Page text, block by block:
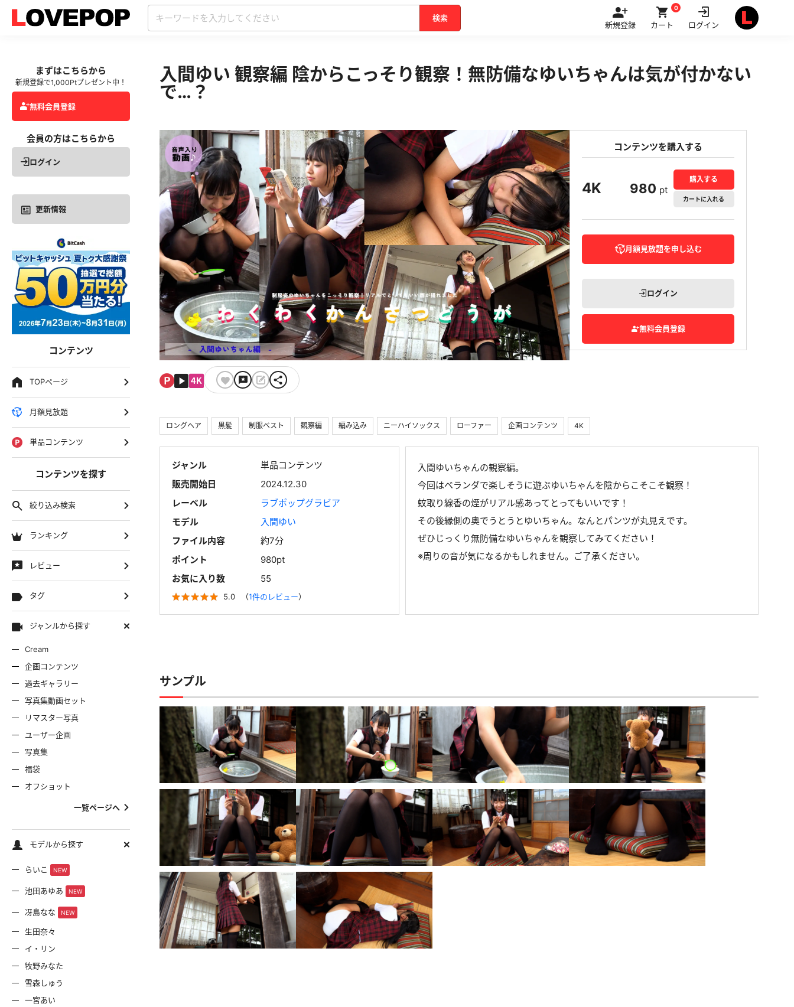
検索
新規登録 カート
0
ログイン
まずはこちらから
新規登録で1,000Ptプレゼント中！
無料会員登録
会員の方はこちらから
ログイン
更新情報
コンテンツ
TOPページ
月額見放題
単品コンテンツ
コンテンツを探す
絞り込み検索
ランキング
レビュー
タグ
ジャンルから探す
Cream
企画コンテンツ
過去ギャラリー
写真集動画セット
リマスター写真
ユーザー企画
写真集
福袋
オフショット
一覧ページへ
モデルから探す
らいこ NEW
池田あゆあ NEW
冴島なな NEW
生田奈々
イ・リン
牧野みなた
雪森しゅう
一宮あい
入間ゆい 観察編 陰からこっそり観察！無防備なゆいちゃんは気が付かない
で…？
コンテンツを購入する
4K 980 pt
購入する
カートに入れる
月額見放題を申し込む
ログイン
無料会員登録
ロングヘア 黒髪 制服ベスト 観察編 編み込み ニーハイソックス ローファー 企画コンテンツ 4K
ジャンル
単品コンテンツ
販売開始日
2024.12.30
レーベル
ラブポップグラビア
モデル
入間ゆい
ファイル内容
約7分
ポイント
980pt
お気に入り数
55
5.0 （1件のレビュー）
入間ゆいちゃんの観察編。
今回はベランダで楽しそうに遊ぶゆいちゃんを陰からこそこそ観察！
蚊取り線香の煙がリアル感あってとってもいいです！
その後縁側の奥でうとうとゆいちゃん。なんとパンツが丸見えです。
ぜひじっくり無防備なゆいちゃんを観察してみてください！
※周りの音が気になるかもしれません。ご了承ください。
サンプル